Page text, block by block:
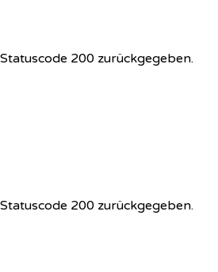
200 zurückgegeben.
200 zurückgegeben.